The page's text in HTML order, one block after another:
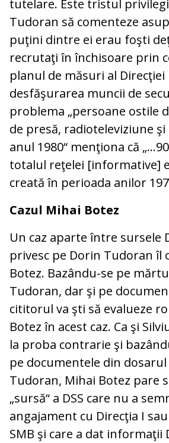
tutelare. Este tristul
Tudoran să comenteze
puţini dintre ei erau foşti
recrutaţi în închisoare prin
planul de măsuri al
desfăşurarea muncii de
problema „persoane ostile
de presă, radioteleviziune
anul 1980“ menţiona că
totalul reţelei [informative]
creată în perioada anilor
Cazul Mihai Botez
Un caz aparte între sursele
privesc pe Dorin Tudoran îl
Botez. Bazându-se pe
Tudoran, dar şi pe
cititorul va şti să evalueze
Botez în acest caz. Ca şi
la proba contrarie şi
pe documentele din
Tudoran, Mihai Botez pare
„sursă“ a DSS care nu a
angajament cu Direcţia I
SMB şi care a dat informaţii